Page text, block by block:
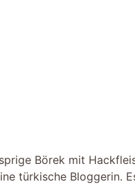
Börek mit
türkische Bloggerin.